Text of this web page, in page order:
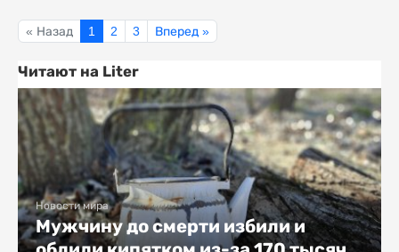
« Назад 1 2 3 Вперед »
Читают на Liter
Новости мира
Мужчину до смерти избили и